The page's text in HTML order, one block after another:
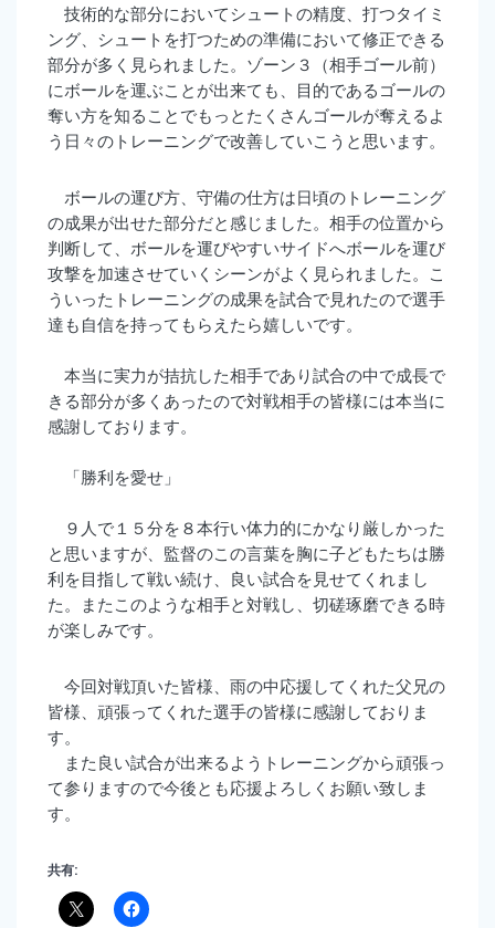
技術的な部分においてシュートの精度、打つタイミ
ング、シュートを打つための準備において修正できる
部分が多く見られました。ゾーン３（相手ゴール前）
にボールを運ぶことが出来ても、目的であるゴールの
奪い方を知ることでもっとたくさんゴールが奪えるよ
う日々のトレーニングで改善していこうと思います。
ボールの運び方、守備の仕方は日頃のトレーニング
の成果が出せた部分だと感じました。相手の位置から
判断して、ボールを運びやすいサイドへボールを運び
攻撃を加速させていくシーンがよく見られました。こ
ういったトレーニングの成果を試合で見れたので選手
達も自信を持ってもらえたら嬉しいです。
本当に実力が拮抗した相手であり試合の中で成長で
きる部分が多くあったので対戦相手の皆様には本当に
感謝しております。
「勝利を愛せ」
９人で１５分を８本行い体力的にかなり厳しかった
と思いますが、監督のこの言葉を胸に子どもたちは勝
利を目指して戦い続け、良い試合を見せてくれまし
た。またこのような相手と対戦し、切磋琢磨できる時
が楽しみです。
今回対戦頂いた皆様、雨の中応援してくれた父兄の
皆様、頑張ってくれた選手の皆様に感謝しておりま
す。
また良い試合が出来るようトレーニングから頑張っ
て参りますので今後とも応援よろしくお願い致しま
す。
共有: